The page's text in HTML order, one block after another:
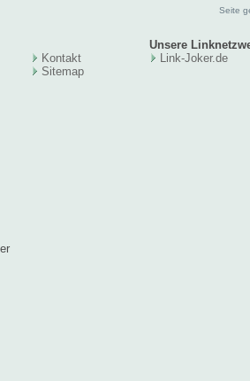
Seite
Unsere
Kontakt
Sitemap
Link-Joker.de